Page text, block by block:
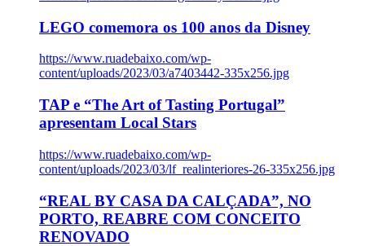
LEGO comemora os 100 anos da Disney
https://www.ruadebaixo.com/wp-
content/uploads/2023/03/a7403442-335x256.jpg
TAP e “The Art of Tasting Portugal”
apresentam Local Stars
https://www.ruadebaixo.com/wp-
content/uploads/2023/03/lf_realinteriores-26-335x256.jpg
“REAL BY CASA DA CALÇADA”, NO
PORTO, REABRE COM CONCEITO
RENOVADO